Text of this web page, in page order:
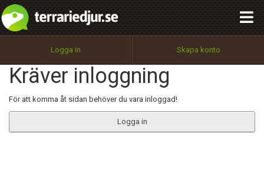
Logga in Skapa konto
Kräver inloggning
För att komma åt sidan behöver du vara inloggad!
Logga in
Utför
100%
OK
integritetspolicy
Namn:
Epost:
Begär nytt lösenord
Tillbaka till förstasidan